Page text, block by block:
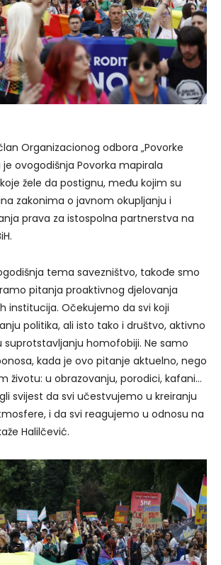
Organizacionog odbora „Povorke
je ovogodišnja Povorka mapirala
žele da postignu, među kojim su
zakonima o javnom okupljanju i
prava za istospolna partnerstva na
tema savezništvo, takođe smo
pitanja proaktivnog djelovanja
institucija. Očekujemo da svi koji
politika, ali isto tako i društvo, aktivno
suprotstavljanju homofobiji. Ne samo
kada je ovo pitanje aktuelno, nego
životu: u obrazovanju, porodici, kafani…
svijest da svi učestvujemo u kreiranju
i da svi reagujemo u odnosu na
Halilčević.